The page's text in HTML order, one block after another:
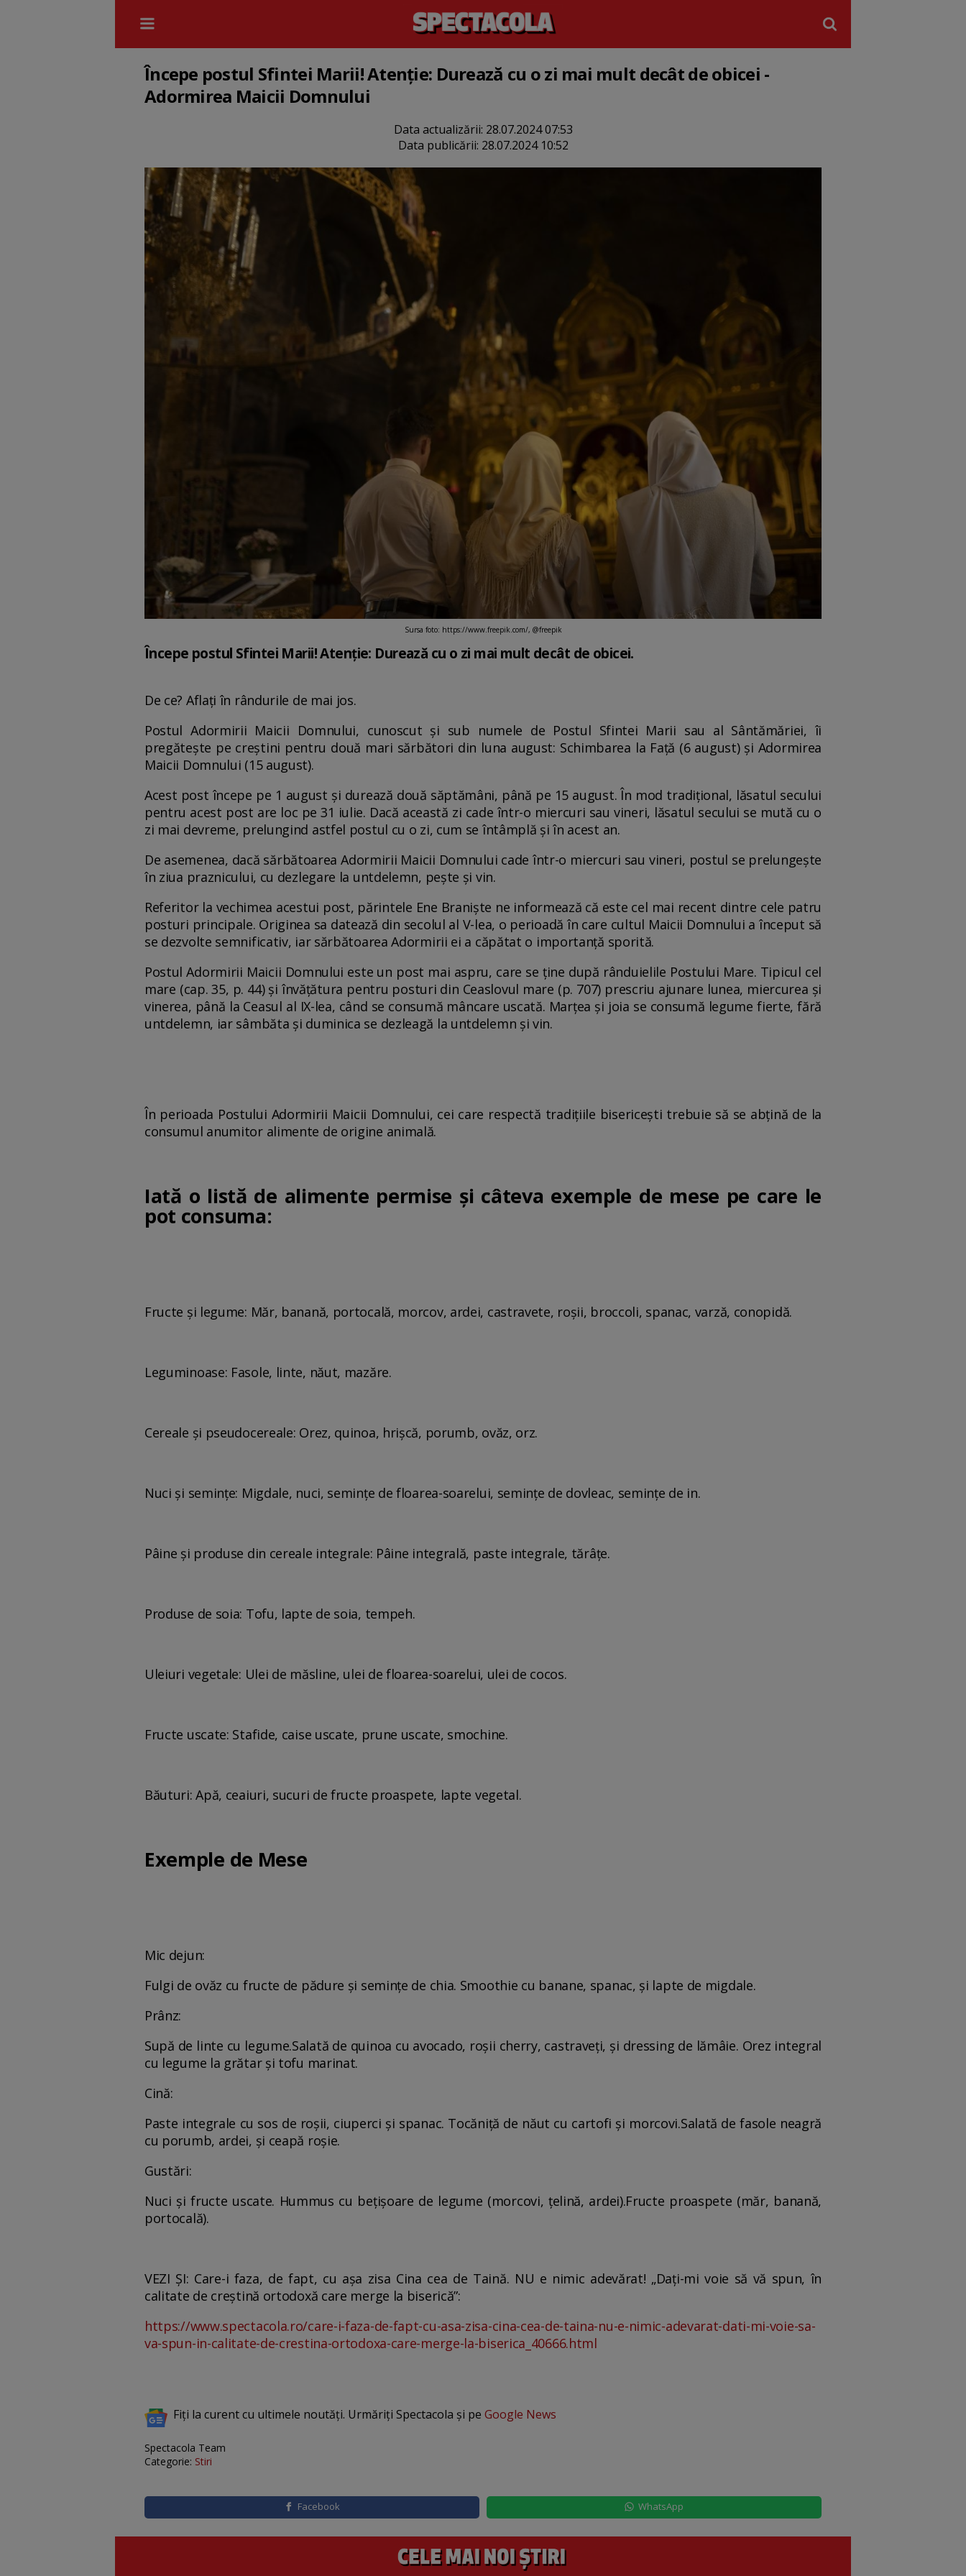
Începe postul Sfintei Marii! Atenție: Durează cu o zi mai mult decât de obicei -
Adormirea Maicii Domnului
Data actualizării: 28.07.2024 07:53
Data publicării: 28.07.2024 10:52
Sursa foto: https://www.freepik.com/, @freepik
Începe postul Sfintei Marii! Atenție: Durează cu o zi mai mult decât de obicei.
De ce? Aflați în rândurile de mai jos.
Postul Adormirii Maicii Domnului, cunoscut și sub numele de Postul Sfintei Marii sau al Sântămăriei, îi
pregătește pe creștini pentru două mari sărbători din luna august: Schimbarea la Față (6 august) și Adormirea
Maicii Domnului (15 august).
Acest post începe pe 1 august și durează două săptămâni, până pe 15 august. În mod tradițional, lăsatul secului
pentru acest post are loc pe 31 iulie. Dacă această zi cade într-o miercuri sau vineri, lăsatul secului se mută cu o
zi mai devreme, prelungind astfel postul cu o zi, cum se întâmplă și în acest an.
De asemenea, dacă sărbătoarea Adormirii Maicii Domnului cade într-o miercuri sau vineri, postul se prelungește
în ziua praznicului, cu dezlegare la untdelemn, pește și vin.
Referitor la vechimea acestui post, părintele Ene Braniște ne informează că este cel mai recent dintre cele patru
posturi principale. Originea sa datează din secolul al V-lea, o perioadă în care cultul Maicii Domnului a început să
se dezvolte semnificativ, iar sărbătoarea Adormirii ei a căpătat o importanță sporită.
Postul Adormirii Maicii Domnului este un post mai aspru, care se ţine după rânduielile Postului Mare. Tipicul cel
mare (cap. 35, p. 44) și învățătura pentru posturi din Ceaslovul mare (p. 707) prescriu ajunare lunea, miercurea și
vinerea, până la Ceasul al IX-lea, când se consumă mâncare uscată. Marțea și joia se consumă legume fierte, fără
untdelemn, iar sâmbăta și duminica se dezleagă la untdelemn și vin.
În perioada Postului Adormirii Maicii Domnului, cei care respectă tradițiile bisericești trebuie să se abțină de la
consumul anumitor alimente de origine animală.
Iată o listă de alimente permise și câteva exemple de mese pe care le
pot consuma:
Fructe și legume: Măr, banană, portocală, morcov, ardei, castravete, roșii, broccoli, spanac, varză, conopidă.
Leguminoase: Fasole, linte, năut, mazăre.
Cereale și pseudocereale: Orez, quinoa, hrișcă, porumb, ovăz, orz.
Nuci și semințe: Migdale, nuci, semințe de floarea-soarelui, semințe de dovleac, semințe de in.
Pâine și produse din cereale integrale: Pâine integrală, paste integrale, tărâțe.
Produse de soia: Tofu, lapte de soia, tempeh.
Uleiuri vegetale: Ulei de măsline, ulei de floarea-soarelui, ulei de cocos.
Fructe uscate: Stafide, caise uscate, prune uscate, smochine.
Băuturi: Apă, ceaiuri, sucuri de fructe proaspete, lapte vegetal.
Exemple de Mese
Mic dejun:
Fulgi de ovăz cu fructe de pădure și semințe de chia. Smoothie cu banane, spanac, și lapte de migdale.
Prânz:
Supă de linte cu legume.Salată de quinoa cu avocado, roșii cherry, castraveți, și dressing de lămâie. Orez integral
cu legume la grătar și tofu marinat.
Cină:
Paste integrale cu sos de roșii, ciuperci și spanac. Tocăniță de năut cu cartofi și morcovi.Salată de fasole neagră
cu porumb, ardei, și ceapă roșie.
Gustări:
Nuci și fructe uscate. Hummus cu bețișoare de legume (morcovi, țelină, ardei).Fructe proaspete (măr, banană,
portocală).
VEZI ȘI: Care-i faza, de fapt, cu așa zisa Cina cea de Taină. NU e nimic adevărat! „Dați-mi voie să vă spun, în
calitate de creștină ortodoxă care merge la biserică”:
https://www.spectacola.ro/care-i-faza-de-fapt-cu-asa-zisa-cina-cea-de-taina-nu-e-nimic-adevarat-dati-mi-voie-sa-
va-spun-in-calitate-de-crestina-ortodoxa-care-merge-la-biserica_40666.html
Fiți la curent cu ultimele noutăți. Urmăriți Spectacola și pe Google News
Spectacola Team
Categorie: Stiri
Facebook WhatsApp